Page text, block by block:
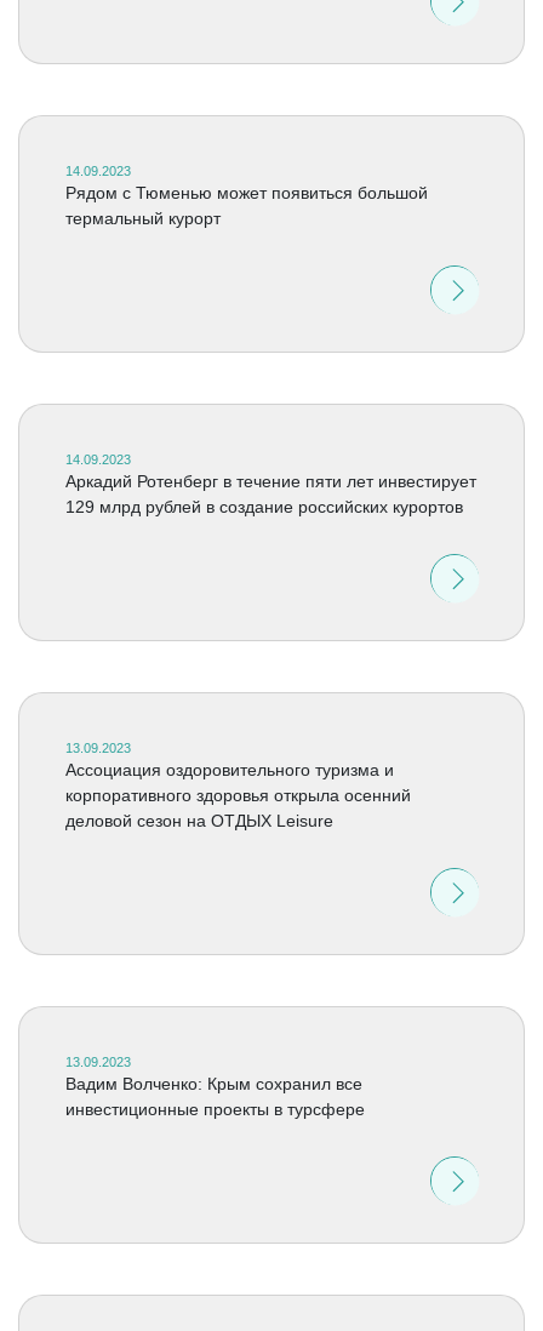
14.09.2023
Рядом с Тюменью может появиться большой
термальный курорт
14.09.2023
Аркадий Ротенберг в течение пяти лет инвестирует
129 млрд рублей в создание российских курортов
13.09.2023
Ассоциация оздоровительного туризма и
корпоративного здоровья открыла осенний
деловой сезон на ОТДЫХ Leisure
13.09.2023
Вадим Волченко: Крым сохранил все
инвестиционные проекты в турсфере